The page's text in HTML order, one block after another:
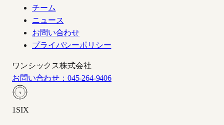
チーム
ニュース
お問い合わせ
プライバシーポリシー
ワンシックス株式会社
お問い合わせ：045-264-9406
1
1SIX